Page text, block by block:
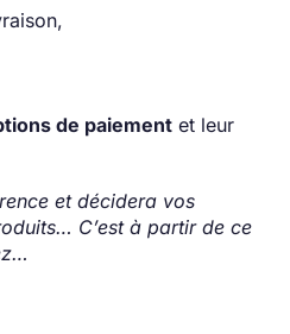
de paiement et leur
et décidera vos
C’est à partir de ce